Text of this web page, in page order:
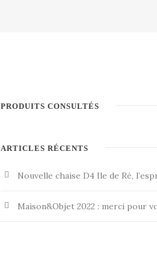
PRODUITS CONSULTÉS
ARTICLES RÉCENTS
Nouvelle chaise D4 Ile de Ré,
Maison&Objet 2022 : merci pour